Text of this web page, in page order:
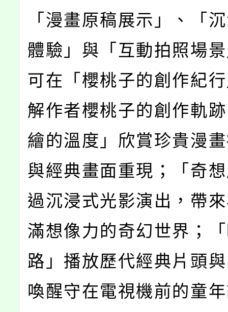
「漫畫原稿展示」、「
體驗」與「互動拍照場
可在「櫻桃子的創作紀
解作者櫻桃子的創作軌
繪的溫度」欣賞珍貴漫
與經典畫面重現；「奇
過沉浸式光影演出，帶
滿想像力的奇幻世界；
路」播放歷代經典片頭
喚醒守在電視機前的童